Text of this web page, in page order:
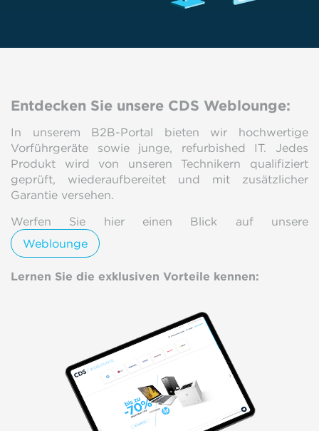
Entdecken Sie unsere CDS Weblounge:
In unserem B2B-Portal bieten wir hochwertige
Vorführgeräte sowie junge, refurbished IT. Jedes
Produkt wird von unseren Technikern qualifiziert
geprüft, wiederaufbereitet und mit zusätzlicher
Garantie versehen.
Werfen Sie hier einen Blick auf unsere
Weblounge
Lernen Sie die exklusiven Vorteile kennen: